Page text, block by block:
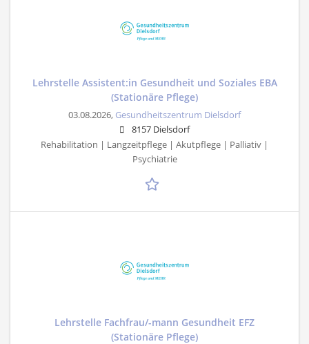
Lehrstelle Assistent:in Gesundheit und Soziales EBA
(Stationäre Pflege)
03.08.2026, Gesundheitszentrum Dielsdorf
8157 Dielsdorf
Rehabilitation | Langzeitpflege | Akutpflege | Palliativ |
Psychiatrie
Lehrstelle Fachfrau/-mann Gesundheit EFZ
(Stationäre Pflege)